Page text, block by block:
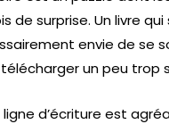
de surprise. Un livre
envie de se
un peu trop
ligne d’écriture est